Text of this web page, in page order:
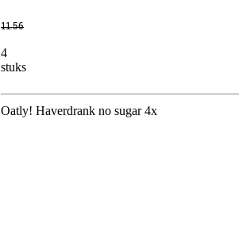
11.56
4
stuks
Oatly! Haverdrank no sugar 4x